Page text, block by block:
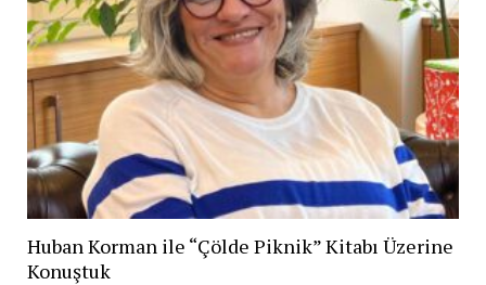
Huban Korman ile “Çölde Piknik” Kitabı Üzerine
Konuştuk